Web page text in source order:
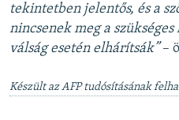
tekintetben jelentős, és a
nincsenek meg a
válság esetén elhárítsák”–
Készült az AFP tudósításának